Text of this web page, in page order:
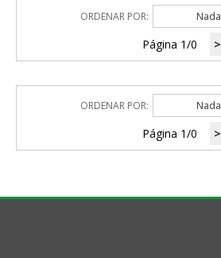
ORDENAR POR: Nada
Página 1/0 >
ORDENAR POR: Nada
Página 1/0 >